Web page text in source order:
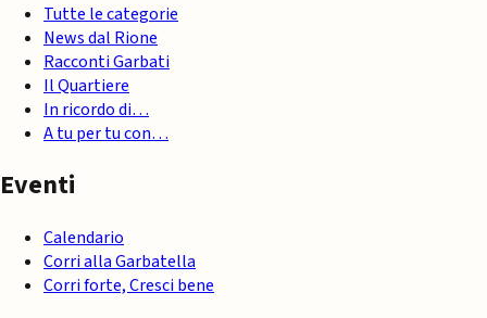
Tutte le categorie
News dal Rione
Racconti Garbati
Il Quartiere
In ricordo di…
A tu per tu con…
Eventi
Calendario
Corri alla Garbatella
Corri forte, Cresci bene